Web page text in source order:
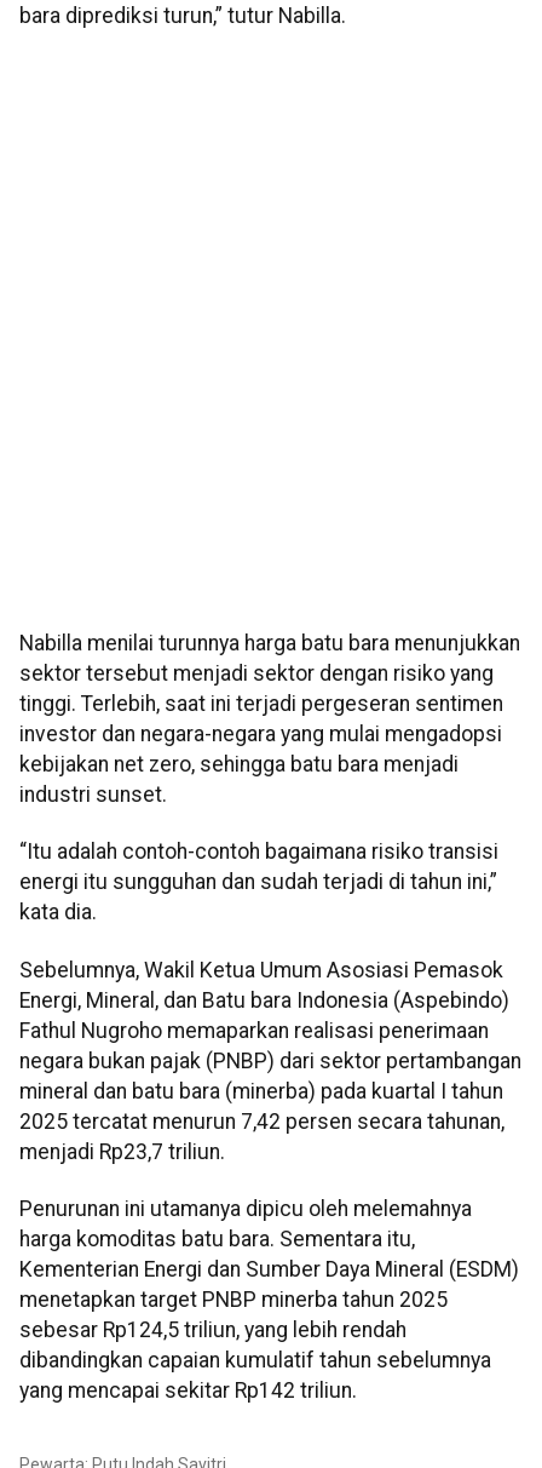
bara diprediksi turun,” tutur Nabilla.
Nabilla menilai turunnya harga batu bara menunjukkan
sektor tersebut menjadi sektor dengan risiko yang
tinggi. Terlebih, saat ini terjadi pergeseran sentimen
investor dan negara-negara yang mulai mengadopsi
kebijakan net zero, sehingga batu bara menjadi
industri sunset.
“Itu adalah contoh-contoh bagaimana risiko transisi
energi itu sungguhan dan sudah terjadi di tahun ini,”
kata dia.
Sebelumnya, Wakil Ketua Umum Asosiasi Pemasok
Energi, Mineral, dan Batu bara Indonesia (Aspebindo)
Fathul Nugroho memaparkan realisasi penerimaan
negara bukan pajak (PNBP) dari sektor pertambangan
mineral dan batu bara (minerba) pada kuartal I tahun
2025 tercatat menurun 7,42 persen secara tahunan,
menjadi Rp23,7 triliun.
Penurunan ini utamanya dipicu oleh melemahnya
harga komoditas batu bara. Sementara itu,
Kementerian Energi dan Sumber Daya Mineral (ESDM)
menetapkan target PNBP minerba tahun 2025
sebesar Rp124,5 triliun, yang lebih rendah
dibandingkan capaian kumulatif tahun sebelumnya
yang mencapai sekitar Rp142 triliun.
Pewarta: Putu Indah Savitri